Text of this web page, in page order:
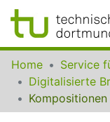
Communities
Collections
Home